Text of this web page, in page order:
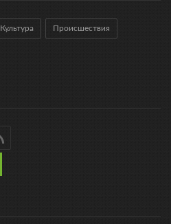
Культура Происшествия